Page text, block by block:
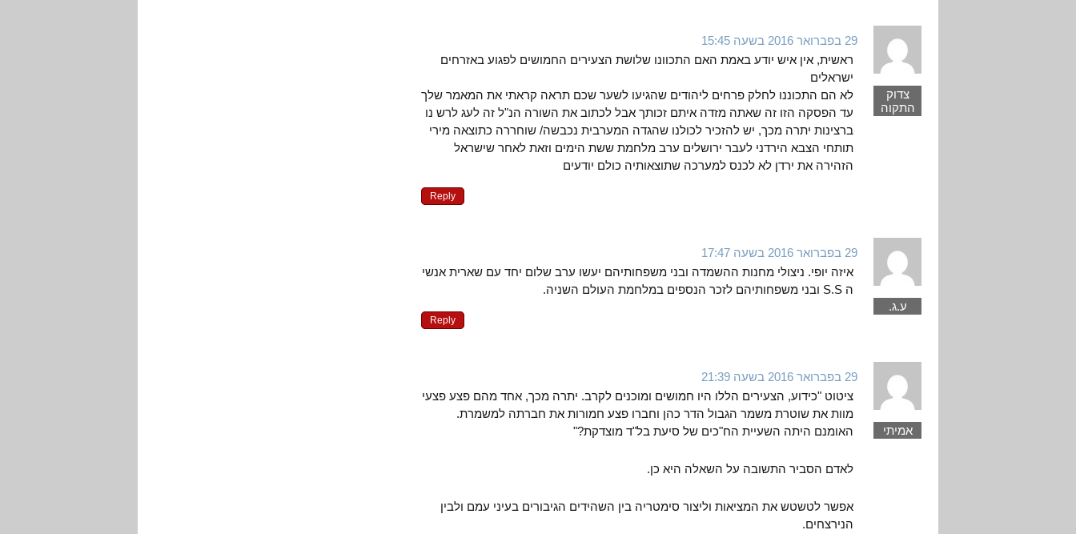
צדוק
התקוה
29 בפברואר 2016 בשעה 15:45
ראשית, אין איש יודע באמת האם התכוונו שלושת הצעירים החמושים לפגוע באזרחים
ישראלים
לא הם התכוננו לחלק פרחים ליהודים שהגיעו לשער שכם תראה קראתי את המאמר שלך
עד הפסקה הזו זה שאתה מזדה איתם זכותך אבל לכתוב את השורה הנ"ל זה לעג לרש נו
ברצינות יתרה מכך, יש להזכיר לכולנו שהגדה המערבית נכבשה/ שוחררה כתוצאה מירי
תותחי הצבא הירדני לעבר ירושלים ערב מלחמת ששת הימים וזאת לאחר שישראל
הזהירה את ירדן לא לכנס למערכה שתוצאותיה כולם יודעים
Reply
ע.ג.
29 בפברואר 2016 בשעה 17:47
איזה יופי. ניצולי מחנות ההשמדה ובני משפחותיהם יעשו ערב שלום יחד עם שארית אנשי
ה S.S ובני משפחותיהם לזכר הנספים במלחמת העולם השניה.
Reply
אמיתי
29 בפברואר 2016 בשעה 21:39
ציטוט "כידוע, הצעירים הללו היו חמושים ומוכנים לקרב. יתרה מכך, אחד מהם פצע פצעי
מוות את שוטרת משמר הגבול הדר כהן וחברו פצע חמורות את חברתה למשמרת.
האומנם היתה השעיית הח"כים של סיעת בל"ד מוצדקת?"
לאדם הסביר התשובה על השאלה היא כן.
אפשר לטשטש את המציאות וליצור סימטריה בין השהידים הגיבורים בעיני עמם ולבין
הנירצחים.